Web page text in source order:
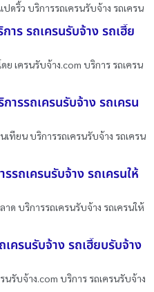
ดริ้ว บริการรถเครนรับจ้าง รถเครน
าร รถเครนรับจ้าง รถเฮี๊ย
ย เครนรับจ้าง.com บริการ รถเครน
ารรถเครนรับจ้าง รถเครน
เทียน บริการรถเครนรับจ้าง รถเครน
รถเครนรับจ้าง รถเครนให้
ด บริการรถเครนรับจ้าง รถเครนให้
เครนรับจ้าง รถเฮี๊ยบรับจ้าง
นรับจ้าง.com บริการ รถเครนรับจ้าง